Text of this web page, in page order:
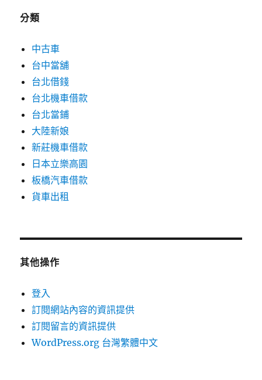
分類
中古車
台中當舖
台北借錢
台北機車借款
台北當鋪
大陸新娘
新莊機車借款
日本立樂高園
板橋汽車借款
貨車出租
其他操作
登入
訂閱網站內容的資訊提供
訂閱留言的資訊提供
WordPress.org 台灣繁體中文